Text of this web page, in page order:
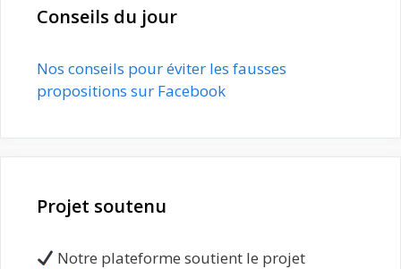
Conseils du jour
Nos conseils pour éviter les fausses
propositions sur Facebook
Projet soutenu
Notre plateforme soutient le projet